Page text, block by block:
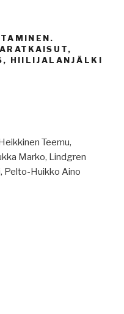
HIILIJALANJÄLKI
Teemu,
Marko, Lindgren
Pelto-Huikko Aino